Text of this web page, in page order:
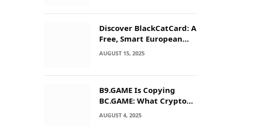
Discover BlackCatCard: A
Free, Smart European
IBAN & Crypto Card
AUGUST 15, 2025
B9.GAME Is Copying
BC.GAME: What Crypto
Users Need to Know
AUGUST 4, 2025